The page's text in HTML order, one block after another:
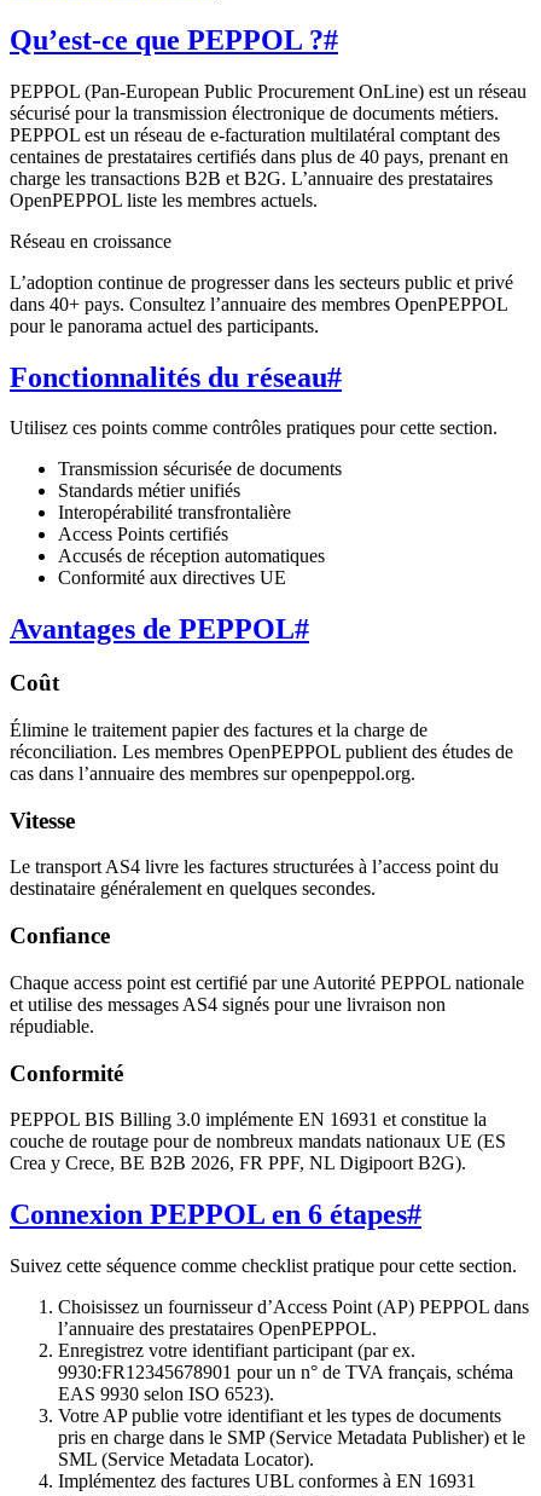
Qu’est-ce que PEPPOL ?#
PEPPOL (Pan-European Public Procurement OnLine) est un réseau
sécurisé pour la transmission électronique de documents métiers.
PEPPOL est un réseau de e-facturation multilatéral comptant des
centaines de prestataires certifiés dans plus de 40 pays, prenant en
charge les transactions B2B et B2G. L’annuaire des prestataires
OpenPEPPOL liste les membres actuels.
Réseau en croissance
L’adoption continue de progresser dans les secteurs public et privé
dans 40+ pays. Consultez l’annuaire des membres OpenPEPPOL
pour le panorama actuel des participants.
Fonctionnalités du réseau#
Utilisez ces points comme contrôles pratiques pour cette section.
Transmission sécurisée de documents
Standards métier unifiés
Interopérabilité transfrontalière
Access Points certifiés
Accusés de réception automatiques
Conformité aux directives UE
Avantages de PEPPOL#
Coût
Élimine le traitement papier des factures et la charge de
réconciliation. Les membres OpenPEPPOL publient des études de
cas dans l’annuaire des membres sur openpeppol.org.
Vitesse
Le transport AS4 livre les factures structurées à l’access point du
destinataire généralement en quelques secondes.
Confiance
Chaque access point est certifié par une Autorité PEPPOL nationale
et utilise des messages AS4 signés pour une livraison non
répudiable.
Conformité
PEPPOL BIS Billing 3.0 implémente EN 16931 et constitue la
couche de routage pour de nombreux mandats nationaux UE (ES
Crea y Crece, BE B2B 2026, FR PPF, NL Digipoort B2G).
Connexion PEPPOL en 6 étapes#
Suivez cette séquence comme checklist pratique pour cette section.
Choisissez un fournisseur d’Access Point (AP) PEPPOL dans
l’annuaire des prestataires OpenPEPPOL.
Enregistrez votre identifiant participant (par ex.
9930:FR12345678901 pour un n° de TVA français, schéma
EAS 9930 selon ISO 6523).
Votre AP publie votre identifiant et les types de documents
pris en charge dans le SMP (Service Metadata Publisher) et le
SML (Service Metadata Locator).
Implémentez des factures UBL conformes à EN 16931